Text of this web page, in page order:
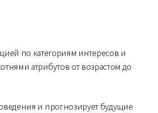
по категориям интересов и
атрибутов от возрастом до
и прогнозирует будущие